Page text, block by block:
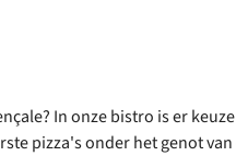
rond
In onze bistro is er
pizza's onder het genot